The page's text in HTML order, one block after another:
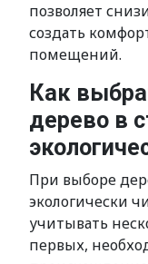
позволяет
создать
помещений.
Как
дерево в
При выборе
экологически
учитывать
первых,